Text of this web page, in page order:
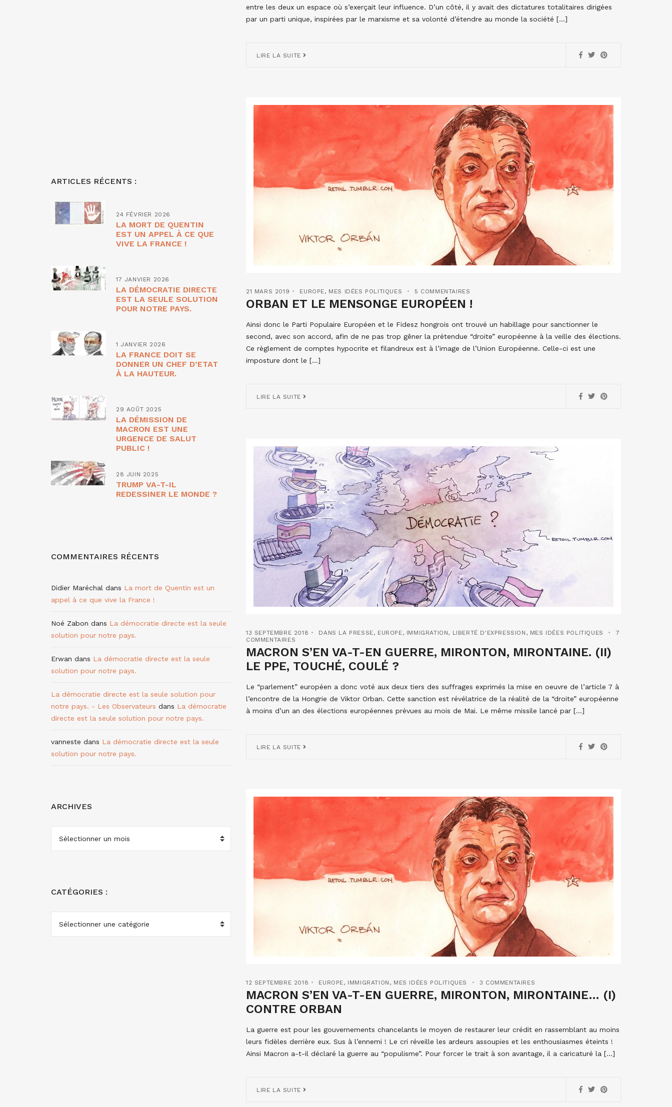
entre les deux un espace où s’exerçait leur influence. D’un côté, il y avait des dictatures totalitaires dirigées
par un parti unique, inspirées par le marxisme et sa volonté d’étendre au monde la société […]
LIRE LA SUITE
21 MARS 2019 EUROPE, MES IDÉES POLITIQUES 5 COMMENTAIRES
ORBAN ET LE MENSONGE EUROPÉEN !
Ainsi donc le Parti Populaire Européen et le Fidesz hongrois ont trouvé un habillage pour sanctionner le
second, avec son accord, afin de ne pas trop gêner la prétendue “droite” européenne à la veille des élections.
Ce règlement de comptes hypocrite et filandreux est à l’image de l’Union Européenne. Celle-ci est une
imposture dont le […]
LIRE LA SUITE
13 SEPTEMBRE 2018 DANS LA PRESSE, EUROPE, IMMIGRATION, LIBERTÉ D'EXPRESSION , MES IDÉES POLITIQUES
7
COMMENTAIRES
MACRON S’EN VA-T-EN GUERRE, MIRONTON, MIRONTAINE. (II)
LE PPE, TOUCHÉ, COULÉ ?
Le “parlement” européen a donc voté aux deux tiers des suffrages exprimés la mise en oeuvre de l’article 7 à
l’encontre de la Hongrie de Viktor Orban. Cette sanction est révélatrice de la réalité de la “droite” européenne
à moins d’un an des élections européennes prévues au mois de Mai. Le même missile lancé par […]
LIRE LA SUITE
12 SEPTEMBRE 2018 EUROPE, IMMIGRATION , MES IDÉES POLITIQUES 3 COMMENTAIRES
MACRON S’EN VA-T-EN GUERRE, MIRONTON, MIRONTAINE… (I)
CONTRE ORBAN
La guerre est pour les gouvernements chancelants le moyen de restaurer leur crédit en rassemblant au moins
leurs fidèles derrière eux. Sus à l’ennemi ! Le cri réveille les ardeurs assoupies et les enthousiasmes éteints !
Ainsi Macron a-t-il déclaré la guerre au “populisme”. Pour forcer le trait à son avantage, il a caricaturé la […]
LIRE LA SUITE
ARTICLES RÉCENTS :
24 FÉVRIER 2026
LA MORT DE QUENTIN
EST UN APPEL À CE QUE
VIVE LA FRANCE !
17 JANVIER 2026
LA DÉMOCRATIE DIRECTE
EST LA SEULE SOLUTION
POUR NOTRE PAYS.
1 JANVIER 2026
LA FRANCE DOIT SE
DONNER UN CHEF D’ETAT
À LA HAUTEUR.
29 AOÛT 2025
LA DÉMISSION DE
MACRON EST UNE
URGENCE DE SALUT
PUBLIC !
28 JUIN 2025
TRUMP VA-T-IL
REDESSINER LE MONDE ?
COMMENTAIRES RÉCENTS
Didier Maréchal dans La mort de Quentin est un
appel à ce que vive la France !
Noé Zabon dans La démocratie directe est la seule
solution pour notre pays.
Erwan dans La démocratie directe est la seule
solution pour notre pays.
La démocratie directe est la seule solution pour
notre pays. - Les Observateurs dans La démocratie
directe est la seule solution pour notre pays.
vanneste dans La démocratie directe est la seule
solution pour notre pays.
ARCHIVES
ARCHIVES
CATÉGORIES :
CATÉGORIES